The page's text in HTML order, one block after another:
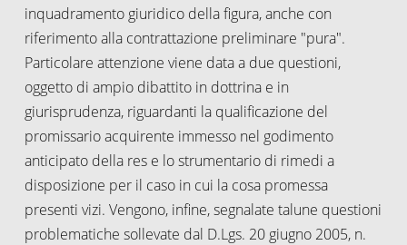
inquadramento giuridico della figura, anche con
riferimento alla contrattazione preliminare "pura".
Particolare attenzione viene data a due questioni,
oggetto di ampio dibattito in dottrina e in
giurisprudenza, riguardanti la qualificazione del
promissario acquirente immesso nel godimento
anticipato della res e lo strumentario di rimedi a
disposizione per il caso in cui la cosa promessa
presenti vizi. Vengono, infine, segnalate talune questioni
problematiche sollevate dal D.Lgs. 20 giugno 2005, n.